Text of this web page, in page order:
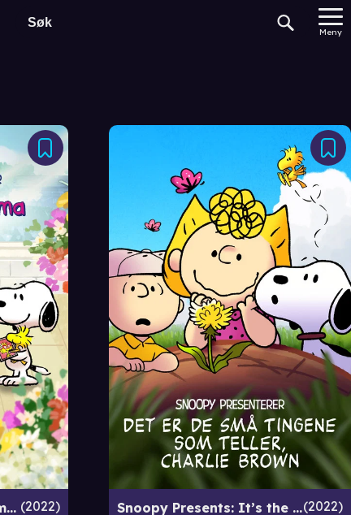
Meny
Snoopy Presents: To Mom (and Dad), With Love 2022 Snoopy Presents: It’s the Small Things, Charlie Brown 2022